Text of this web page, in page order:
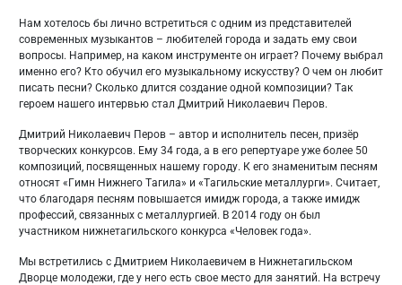
Нам хотелось бы лично встретиться с одним из представителей
современных музыкантов – любителей города и задать ему свои
вопросы. Например, на каком инструменте он играет? Почему выбрал
именно его? Кто обучил его музыкальному искусству? О чем он любит
писать песни? Сколько длится создание одной композиции? Так
героем нашего интервью стал Дмитрий Николаевич Перов.
Дмитрий Николаевич Перов – автор и исполнитель песен, призёр
творческих конкурсов. Ему 34 года, а в его репертуаре уже более 50
композиций, посвященных нашему городу. К его знаменитым песням
относят «Гимн Нижнего Тагила» и «Тагильские металлурги». Считает,
что благодаря песням повышается имидж города, а также имидж
профессий, связанных с металлургией. В 2014 году он был
участником нижнетагильского конкурса «Человек года».
Мы встретились с Дмитрием Николаевичем в Нижнетагильском
Дворце молодежи, где у него есть свое место для занятий. На встречу